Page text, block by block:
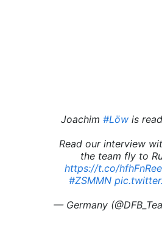
Joachim #Löwis
Read our interview
the team fly to
https://t.co/
#ZSMMN
— Germany